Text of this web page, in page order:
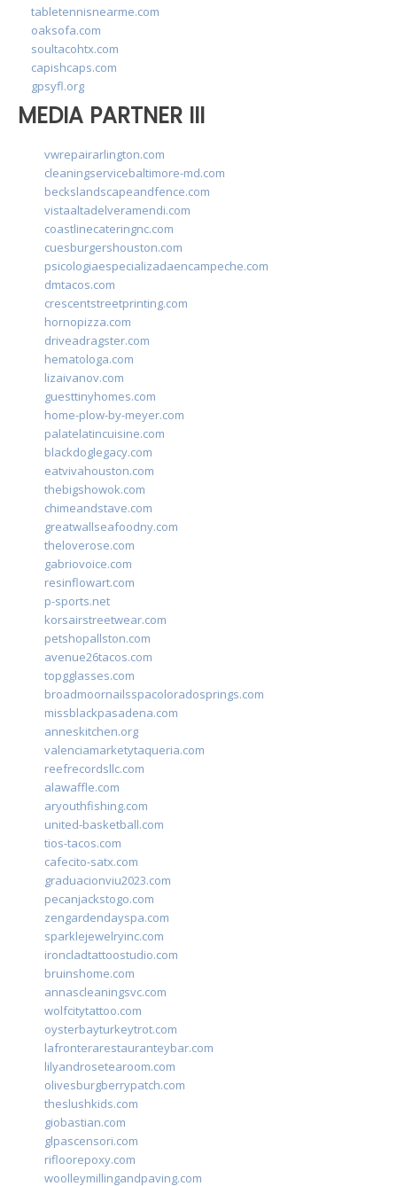
tabletennisnearme.com
oaksofa.com
soultacohtx.com
capishcaps.com
gpsyfl.org
MEDIA PARTNER III
vwrepairarlington.com
cleaningservicebaltimore-md.com
beckslandscapeandfence.com
vistaaltadelveramendi.com
coastlinecateringnc.com
cuesburgershouston.com
psicologiaespecializadaencampeche.com
dmtacos.com
crescentstreetprinting.com
hornopizza.com
driveadragster.com
hematologa.com
lizaivanov.com
guesttinyhomes.com
home-plow-by-meyer.com
palatelatincuisine.com
blackdoglegacy.com
eatvivahouston.com
thebigshowok.com
chimeandstave.com
greatwallseafoodny.com
theloverose.com
gabriovoice.com
resinflowart.com
p-sports.net
korsairstreetwear.com
petshopallston.com
avenue26tacos.com
topgglasses.com
broadmoornailsspacoloradosprings.com
missblackpasadena.com
anneskitchen.org
valenciamarketytaqueria.com
reefrecordsllc.com
alawaffle.com
aryouthfishing.com
united-basketball.com
tios-tacos.com
cafecito-satx.com
graduacionviu2023.com
pecanjackstogo.com
zengardendayspa.com
sparklejewelryinc.com
ironcladtattoostudio.com
bruinshome.com
annascleaningsvc.com
wolfcitytattoo.com
oysterbayturkeytrot.com
lafronterarestauranteybar.com
lilyandrosetearoom.com
olivesburgberrypatch.com
theslushkids.com
giobastian.com
glpascensori.com
rifloorepoxy.com
woolleymillingandpaving.com